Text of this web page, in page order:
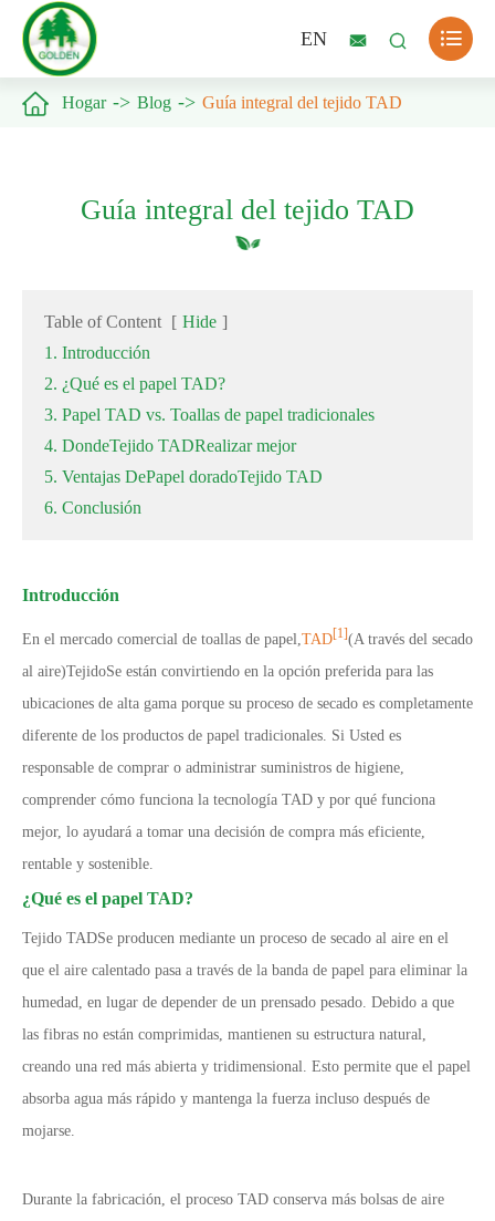
EN   
 Hogar Blog Guía integral del tejido TAD
Guía integral del tejido TAD
Table of Content [ Hide ]
1. Introducción
2. ¿Qué es el papel TAD?
3. Papel TAD vs. Toallas de papel tradicionales
4. DondeTejido TADRealizar mejor
5. Ventajas DePapel doradoTejido TAD
6. Conclusión
Introducción
En el mercado comercial de toallas de papel, TAD[1](A través del secado
al aire)TejidoSe están convirtiendo en la opción preferida para las
ubicaciones de alta gama porque su proceso de secado es completamente
diferente de los productos de papel tradicionales. Si Usted es
responsable de comprar o administrar suministros de higiene,
comprender cómo funciona la tecnología TAD y por qué funciona
mejor, lo ayudará a tomar una decisión de compra más eficiente,
rentable y sostenible.
¿Qué es el papel TAD?
Tejido TADSe producen mediante un proceso de secado al aire en el
que el aire calentado pasa a través de la banda de papel para eliminar la
humedad, en lugar de depender de un prensado pesado. Debido a que
las fibras no están comprimidas, mantienen su estructura natural,
creando una red más abierta y tridimensional. Esto permite que el papel
absorba agua más rápido y mantenga la fuerza incluso después de
mojarse.
Durante la fabricación, el proceso TAD conserva más bolsas de aire